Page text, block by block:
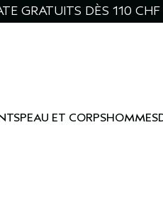
GRATUITS DÈS 110
PEAU ET CORPSHOMMES